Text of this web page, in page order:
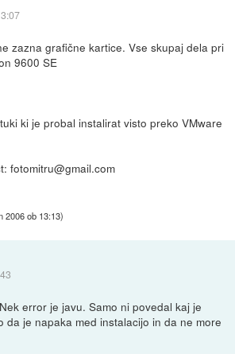
zazna grafične kartice. Vse skupaj dela pri
9600 SE
ki je probal instalirat visto preko VMware
fotomitru@gmail.com
2006 ob 13:13)
error je javu. Samo ni povedal kaj je
da je napaka med instalacijo in da ne more